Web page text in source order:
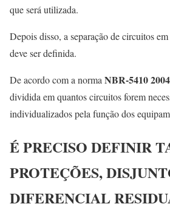
que será utilizada.
Depois disso, a separação de circuitos
deve ser definida.
De acordo com a normaNBR-5410 2004
dividida em quantos circuitos forem
individualizados pela função dos
É PRECISO DEFINIR
PROTEÇÕES,
DIFERENCIAL